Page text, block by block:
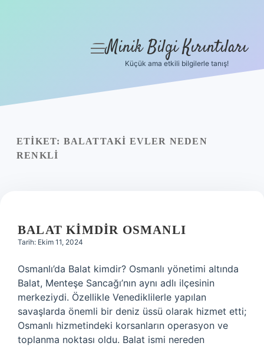
Yasal Uyarı
menüyü
Minik Bilgi Kırıntıları
Küçük ama etkili bilgilerle tanış!
ETIKET: BALATTAKI EVLER NEDEN
RENKLI
BALAT KIMDIR OSMANLI
Tarih: Ekim 11, 2024
Osmanlı’da Balat kimdir? Osmanlı yönetimi altında
Balat, Menteşe Sancağı’nın aynı adlı ilçesinin
merkeziydi. Özellikle Venediklilerle yapılan
savaşlarda önemli bir deniz üssü olarak hizmet etti;
Osmanlı hizmetindeki korsanların operasyon ve
toplanma noktası oldu. Balat ismi nereden